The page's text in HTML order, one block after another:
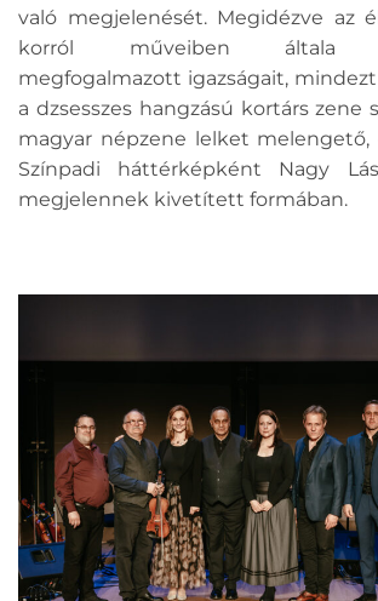
való megjelenését. Megidézve az
korról műveiben általa
megfogalmazott igazságait, mindezt
a dzsesszes hangzású kortárs zene
magyar népzene lelket melengető,
Színpadi háttérképként Nagy
megjelennek kivetített formában.